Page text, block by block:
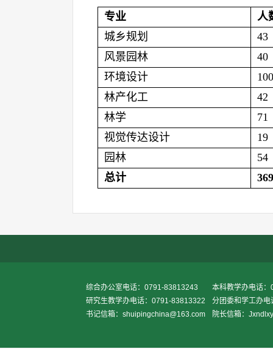
专业
人
城乡规划
43
风景园林
40
环境设计
100
林产化工
42
林学
71
视觉传达设计
19
园林
54
总计
369
综合办公室电话：0791-83813243
本科教学办电话
研究生教学办电话：0791-83813322
分团委和学工办
书记信箱：shuipingchina@163.com
院长信箱：